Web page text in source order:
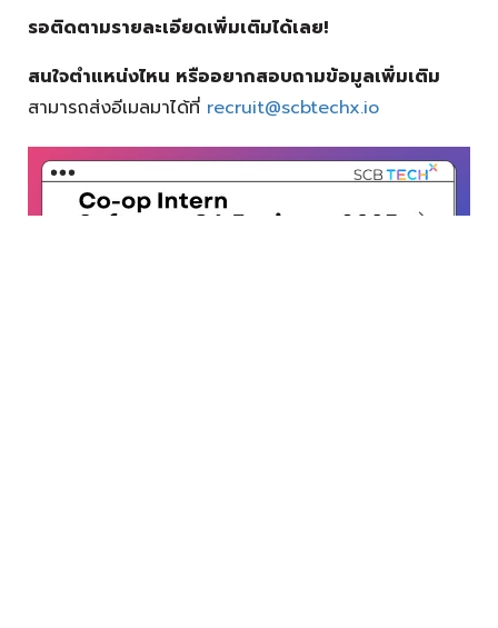
รอติดตามรายละเอียดเพิ่มเติมได้เลย!
สนใจตำแหน่งไหน หรืออยากสอบถามข้อมูลเพิ่มเติม
สามารถส่งอีเมลมาได้ที่ recruit@scbtechx.io